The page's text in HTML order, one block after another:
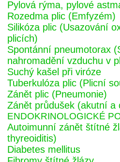
Pylová rýma, pylové
Rozedma plic (Emfyzém)
Silikóza plic (Usazování
plicích)
Spontánní pneumotorax
nahromadění vzduchu v
Suchý kašel při viróze
Tuberkulóza plic (Plicní
Zánět plic (Pneumonie)
Zánět průdušek (akutní a
ENDOKRINOLOGICKÉ
Autoimunní zánět štítné
thyreoiditis)
Diabetes mellitus